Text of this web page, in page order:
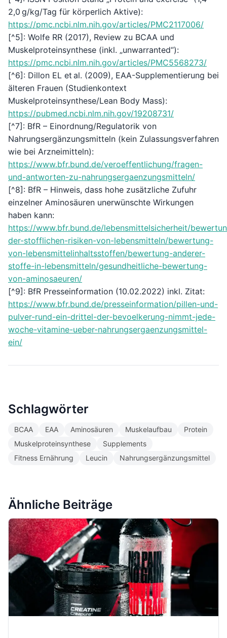
2,0 g/kg/Tag für körperlich Aktive):
https://pmc.ncbi.nlm.nih.gov/articles/PMC2117006/
[^5]: Wolfe RR (2017), Review zu BCAA und
Muskelproteinsynthese (inkl. „unwarranted“):
https://pmc.ncbi.nlm.nih.gov/articles/PMC5568273/
[^6]: Dillon EL et al. (2009), EAA-Supplementierung bei
älteren Frauen (Studienkontext
Muskelproteinsynthese/Lean Body Mass):
https://pubmed.ncbi.nlm.nih.gov/19208731/
[^7]: BfR – Einordnung/Regulatorik von
Nahrungsergänzungsmitteln (kein Zulassungsverfahren
wie bei Arzneimitteln):
https://www.bfr.bund.de/veroeffentlichung/fragen-
und-antworten-zu-nahrungsergaenzungsmitteln/
[^8]: BfR – Hinweis, dass hohe zusätzliche Zufuhr
einzelner Aminosäuren unerwünschte Wirkungen
haben kann:
https://www.bfr.bund.de/lebensmittelsicherheit/
der-stofflichen-risiken-von-lebensmitteln/bewertung-
von-lebensmittelinhaltsstoffen/bewertung-anderer-
stoffe-in-lebensmitteln/gesundheitliche-bewertung-
von-aminosaeuren/
[^9]: BfR Presseinformation (10.02.2022) inkl. Zitat:
https://www.bfr.bund.de/presseinformation/pillen-und-
pulver-rund-ein-drittel-der-bevoelkerung-nimmt-jede-
woche-vitamine-ueber-nahrungsergaenzungsmittel-
ein/
Schlagwörter
BCAA EAA Aminosäuren Muskelaufbau
Protein
Muskelproteinsynthese
Supplements
Fitness Ernährung
Leucin Nahrungsergänzungsmittel
Ähnliche Beiträge